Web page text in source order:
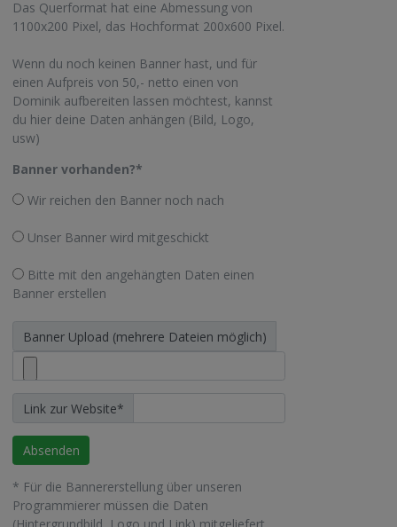
Das Querformat hat eine Abmessung von
1100x200 Pixel, das Hochformat 200x600 Pixel.
Wenn du noch keinen Banner hast, und für
einen Aufpreis von 50,- netto einen von
Dominik aufbereiten lassen möchtest, kannst
du hier deine Daten anhängen (Bild, Logo,
usw)
Banner vorhanden?*
Wir reichen den Banner noch nach
Unser Banner wird mitgeschickt
Bitte mit den angehängten Daten einen
Banner erstellen
Banner Upload (mehrere Dateien möglich)
Link zur Website*
* Für die Bannererstellung über unseren
Programmierer müssen die Daten